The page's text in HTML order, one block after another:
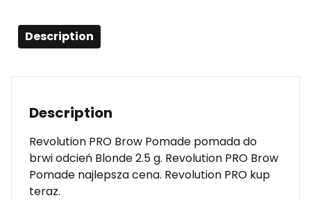
Description
Description
Revolution PRO Brow Pomade pomada do
brwi odcień Blonde 2.5 g. Revolution PRO Brow
Pomade najlepsza cena. Revolution PRO kup
teraz.